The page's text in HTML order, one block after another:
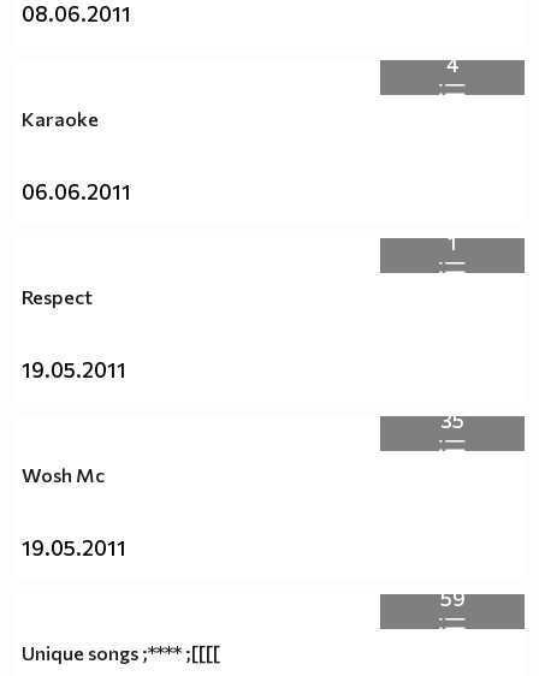
08.06.2011
4
Karaoke
06.06.2011
1
Respect
19.05.2011
35
Wosh Mc
19.05.2011
59
Unique songs ;**** ;[[[[